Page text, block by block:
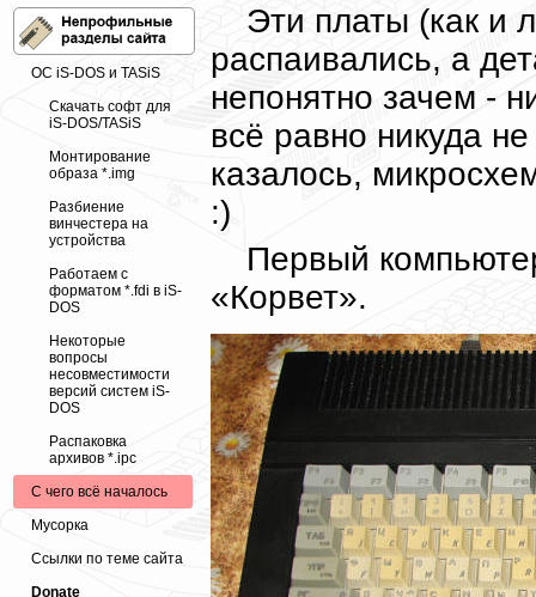
ОС iS-DOS и TASiS
Скачать софт для
iS-DOS/TASiS
Монтирование
образа *.img
Разбиение
винчестера на
устройства
Работаем с
форматом *.fdi в iS-
DOS
Некоторые
вопросы
несовместимости
версий систем iS-
DOS
Распаковка
архивов *.ipc
С чего всё началось
Мусорка
Ссылки по теме сайта
Donate
Эти платы (как и
распаивались, а
непонятно зачем -
всё равно никуда
казалось,
:)
Первый
«Корвет».